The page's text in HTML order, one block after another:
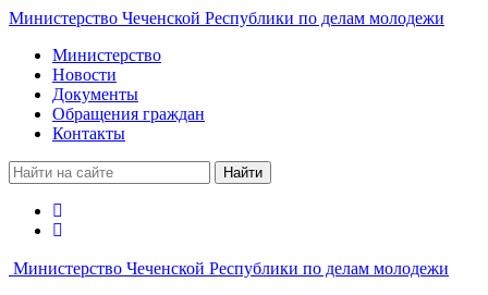
Министерство Чеченской Республики по делам молодежи
Министерство
Новости
Документы
Обращения граждан
Контакты
Найти
Министерство Чеченской Республики по делам молодежи